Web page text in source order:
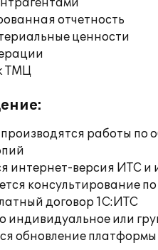
отчетность
ценности
ТМЦ
работы
интернет-версия ИТС
консультирование
договор 1С:ИТС
индивидуальное или
обновление